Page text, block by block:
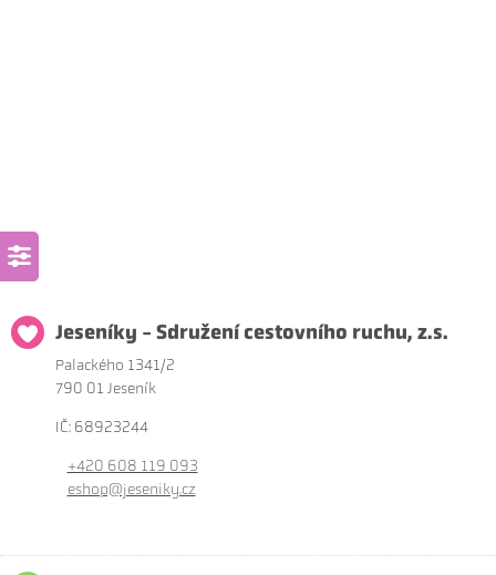
Jeseníky - Sdružení cestovního ruchu, z.s.
Palackého 1341/2
790 01 Jeseník
IČ: 68923244
+420 608 119 093
eshop@jeseniky.cz